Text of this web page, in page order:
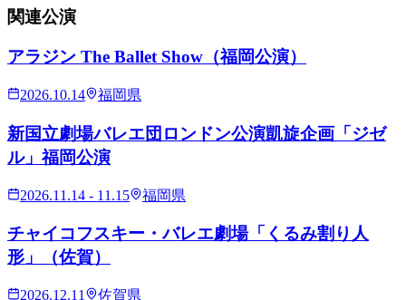
関連公演
アラジン The Ballet Show（福岡公演）
2026.10.14 福岡県
新国立劇場バレエ団ロンドン公演凱旋企画「ジゼ
ル」福岡公演
2026.11.14 - 11.15 福岡県
チャイコフスキー・バレエ劇場「くるみ割り人
形」（佐賀）
2026.12.11
佐賀県